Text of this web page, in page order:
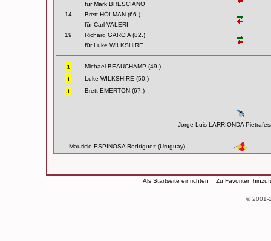
für Mark BRESCIANO
14
Brett HOLMAN (66.)
für Carl VALERI
19
Richard GARCIA (82.)
für Luke WILKSHIRE
Michael BEAUCHAMP (49.)
Luke WILKSHIRE (50.)
Brett EMERTON (67.)
Jorge Luis LARRIONDA
Mauricio ESPINOSA Rodríguez (Uruguay)
Als Startseite einrichten Zu Favoriten
© 2001-